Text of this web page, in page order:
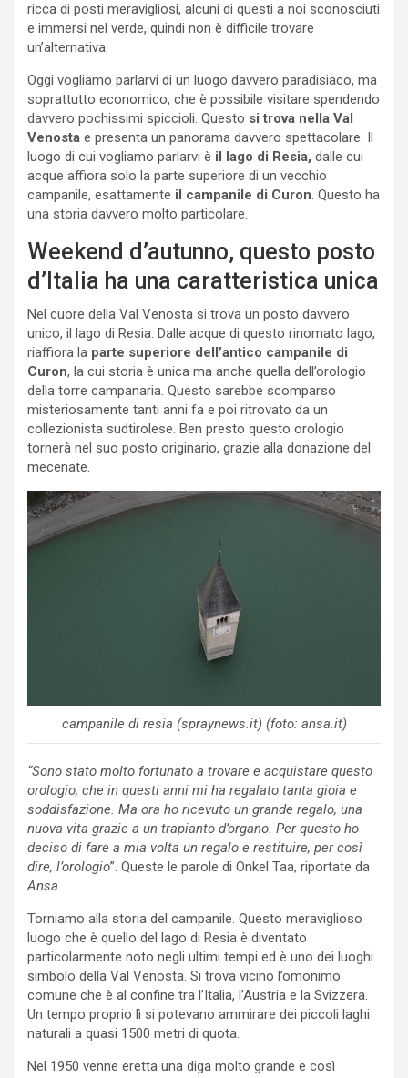
ricca di posti meravigliosi, alcuni di questi a noi sconosciuti
e immersi nel verde, quindi non è difficile trovare
un’alternativa.
Oggi vogliamo parlarvi di un luogo davvero paradisiaco, ma
soprattutto economico, che è possibile visitare spendendo
davvero pochissimi spiccioli. Questo si trova nella Val
Venosta e presenta un panorama davvero spettacolare. Il
luogo di cui vogliamo parlarvi è il lago di Resia, dalle cui
acque affiora solo la parte superiore di un vecchio
campanile, esattamente il campanile di Curon. Questo ha
una storia davvero molto particolare.
Weekend d’autunno, questo posto
d’Italia ha una caratteristica unica
Nel cuore della Val Venosta si trova un posto davvero
unico, il lago di Resia. Dalle acque di questo rinomato lago,
riaffiora la parte superiore dell’antico campanile di
Curon, la cui storia è unica ma anche quella dell’orologio
della torre campanaria. Questo sarebbe scomparso
misteriosamente tanti anni fa e poi ritrovato da un
collezionista sudtirolese. Ben presto questo orologio
tornerà nel suo posto originario, grazie alla donazione del
mecenate.
campanile di resia (spraynews.it) (foto: ansa.it)
“Sono stato molto fortunato a trovare e acquistare questo
orologio, che in questi anni mi ha regalato tanta gioia e
soddisfazione. Ma ora ho ricevuto un grande regalo, una
nuova vita grazie a un trapianto d’organo. Per questo ho
deciso di fare a mia volta un regalo e restituire, per così
dire, l’orologio”. Queste le parole di Onkel Taa, riportate da
Ansa.
Torniamo alla storia del campanile. Questo meraviglioso
luogo che è quello del lago di Resia è diventato
particolarmente noto negli ultimi tempi ed è uno dei luoghi
simbolo della Val Venosta. Si trova vicino l’omonimo
comune che è al confine tra l’Italia, l’Austria e la Svizzera.
Un tempo proprio lì si potevano ammirare dei piccoli laghi
naturali a quasi 1500 metri di quota.
Nel 1950 venne eretta una diga molto grande e così